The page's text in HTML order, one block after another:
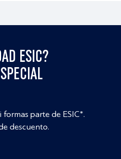
ESIC?
parte de ESIC*.
descuento.